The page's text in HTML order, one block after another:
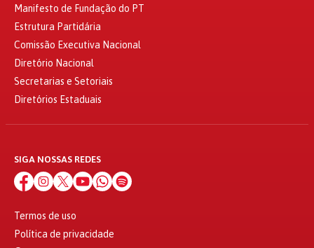
Manifesto de Fundação do PT
Estrutura Partidária
Comissão Executiva Nacional
Diretório Nacional
Secretarias e Setoriais
Diretórios Estaduais
SIGA NOSSAS REDES
Termos de uso
Política de privacidade